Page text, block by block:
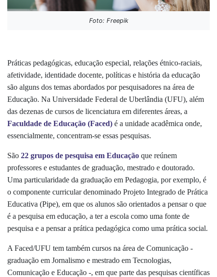
Foto: Freepik
Práticas pedagógicas, educação especial, relações étnico-raciais,
afetividade, identidade docente, políticas e história da educação
são alguns dos temas abordados por pesquisadores na área de
Educação. Na Universidade Federal de Uberlândia (UFU), além
das dezenas de cursos de licenciatura em diferentes áreas, a
Faculdade de Educação (Faced) é a unidade acadêmica onde,
essencialmente, concentram-se essas pesquisas.
São 22 grupos de pesquisa em Educação que reúnem
professores e estudantes de graduação, mestrado e doutorado.
Uma particularidade da graduação em Pedagogia, por exemplo, é
o componente curricular denominado Projeto Integrado de Prática
Educativa (Pipe), em que os alunos são orientados a pensar o que
é a pesquisa em educação, a ter a escola como uma fonte de
pesquisa e a pensar a prática pedagógica como uma prática social.
A Faced/UFU tem também cursos na área de Comunicação -
graduação em Jornalismo e mestrado em Tecnologias,
Comunicação e Educação -, em que parte das pesquisas científicas